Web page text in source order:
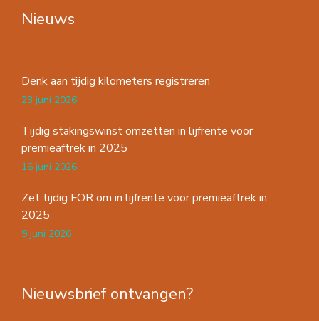
Nieuws
Denk aan tijdig kilometers registreren
23 juni 2026
Tijdig stakingswinst omzetten in lijfrente voor
premieaftrek in 2025
16 juni 2026
Zet tijdig FOR om in lijfrente voor premieaftrek in
2025
9 juni 2026
Nieuwsbrief ontvangen?